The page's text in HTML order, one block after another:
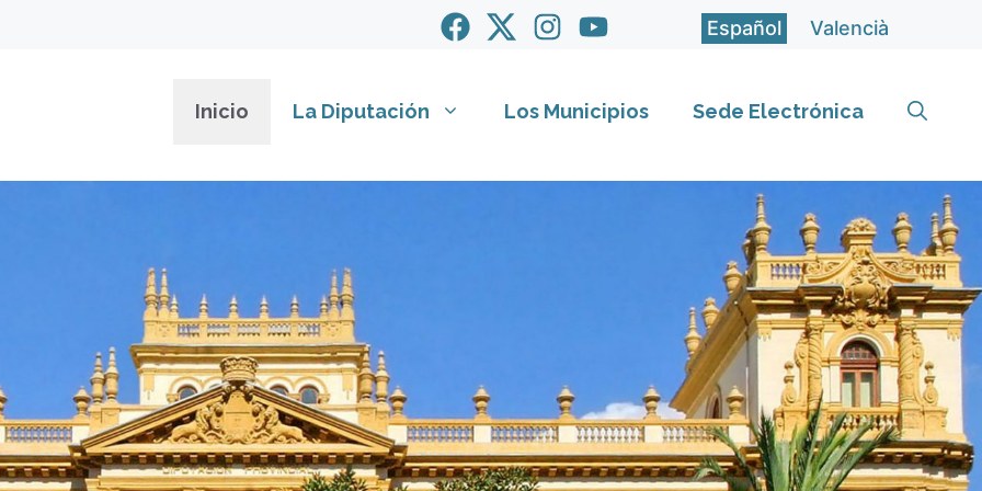
Español Valencià
Inicio La Diputación Los Municipios Sede Electrónica